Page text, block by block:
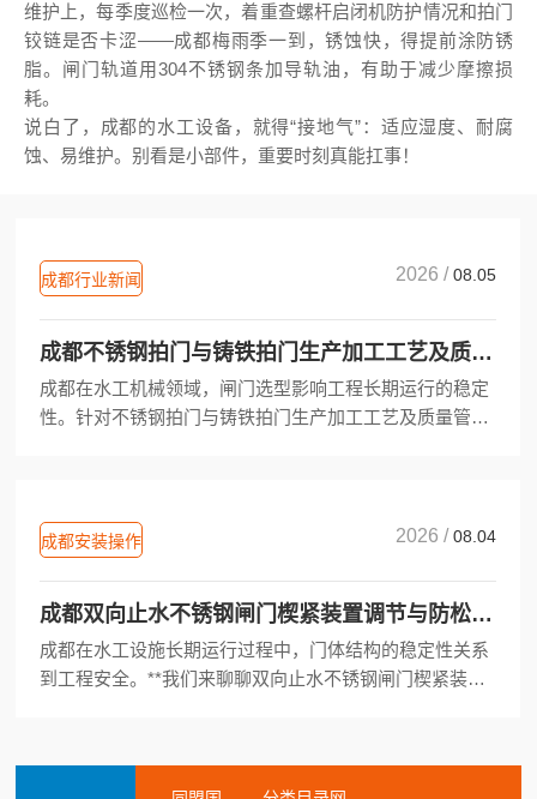
维护上，每季度巡检一次，着重查螺杆启闭机防护情况和拍门
铰链是否卡涩——成都梅雨季一到，锈蚀快，得提前涂防锈
脂。闸门轨道用304不锈钢条加导轨油，有助于减少摩擦损
耗。
说白了，成都的水工设备，就得“接地气”：适应湿度、耐腐
蚀、易维护。别看是小部件，重要时刻真能扛事！
成都行业新闻 2026 /08.05
成都不锈钢拍门与铸铁拍门生产加工工艺及质量管控对比
成都在水工机械领域，闸门选型影响工程长期运行的稳定
性。针对不锈钢拍门与铸铁拍门生产加工工艺及质量管控
成都安装操作 2026 /08.04
成都双向止水不锈钢闸门楔紧装置调节与防松动维护
成都在水工设施长期运行过程中，门体结构的稳定性关系
到工程安全。**我们来聊聊双向止水不锈钢闸门楔紧装置